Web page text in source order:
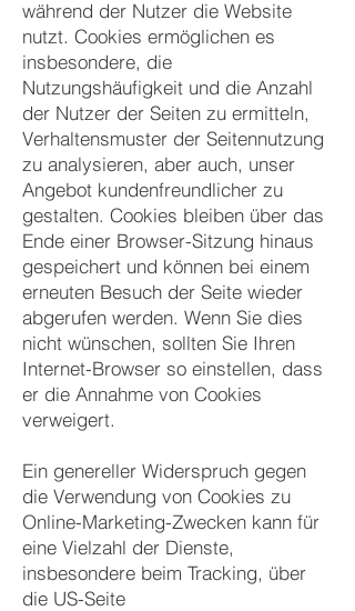
während der Nutzer die Website
nutzt. Cookies ermöglichen es
insbesondere, die
Nutzungshäufigkeit und die Anzahl
der Nutzer der Seiten zu ermitteln,
Verhaltensmuster der Seitennutzung
zu analysieren, aber auch, unser
Angebot kundenfreundlicher zu
gestalten. Cookies bleiben über das
Ende einer Browser-Sitzung hinaus
gespeichert und können bei einem
erneuten Besuch der Seite wieder
abgerufen werden. Wenn Sie dies
nicht wünschen, sollten Sie Ihren
Internet-Browser so einstellen, dass
er die Annahme von Cookies
verweigert.
Ein genereller Widerspruch gegen
die Verwendung von Cookies zu
Online-Marketing-Zwecken kann für
eine Vielzahl der Dienste,
insbesondere beim Tracking, über
die US-Seite